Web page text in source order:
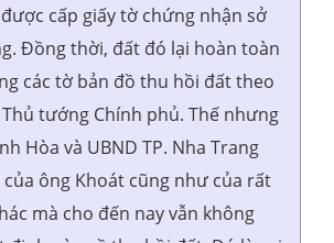
cấp giấy tờ chứng nhận sở
Đồng thời, đất đó lại hoàn toàn
các tờ bản đồ thu hồi đất theo
tướng Chính phủ. Thế nhưng
Hòa và UBND TP. Nha Trang
ông Khoát cũng như của rất
mà cho đến nay vẫn không